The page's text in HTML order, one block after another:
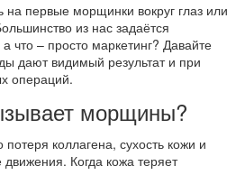
на первые морщинки вокруг глаз или
из нас задаётся
что – просто маркетинг? Давайте
дают видимый результат и при
операций.
морщины?
коллагена, сухость кожи и
Когда кожа теряет